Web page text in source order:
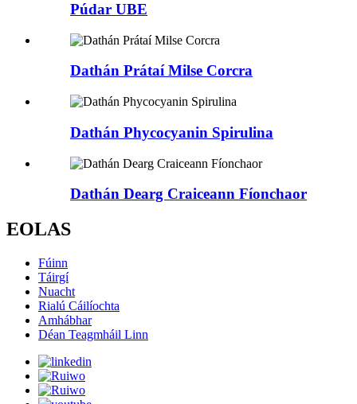
Púdar UBE
Dathán Prátaí Milse Corcra
Dathán Phycocyanin Spirulina
Dathán Dearg Craiceann Fíonchaor
EOLAS
Fúinn
Táirgí
Nuacht
Rialú Cáilíochta
Amhábhar
Déan Teagmháil Linn